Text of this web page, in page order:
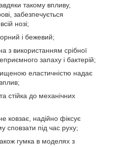
такому впливу,
забезпечується
нозі;
і бежевий;
з використанням срібної
запаху і бактерій;
еластичністю надає
стійка до механічних
ковзає, надійно фіксує
сповзати під час руху;
гумка в моделях з